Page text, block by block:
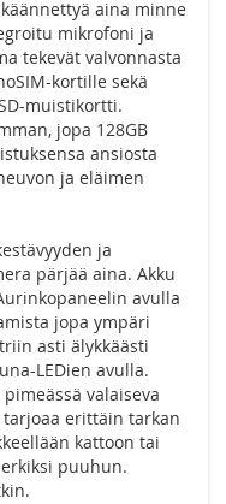
aina minne
mikrofoni ja
tekevät valvonnasta
kortille sekä
muistikortti.
jopa 128GB
ansiosta
ja eläimen
ja
pärjää aina. Akku
avulla
jopa ympäri
asti älykkäästi
LEDien avulla.
valaiseva
tarjoaa erittäin tarkan
kattoon tai
puuhun.